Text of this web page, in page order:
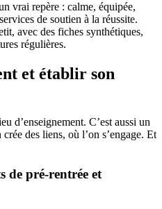
vrai repère : calme, équipée,
de soutien à la réussite.
avec des fiches synthétiques,
régulières.
et établir son
d’enseignement. C’est aussi un
des liens, où l’on s’engage. Et
de pré-rentrée et